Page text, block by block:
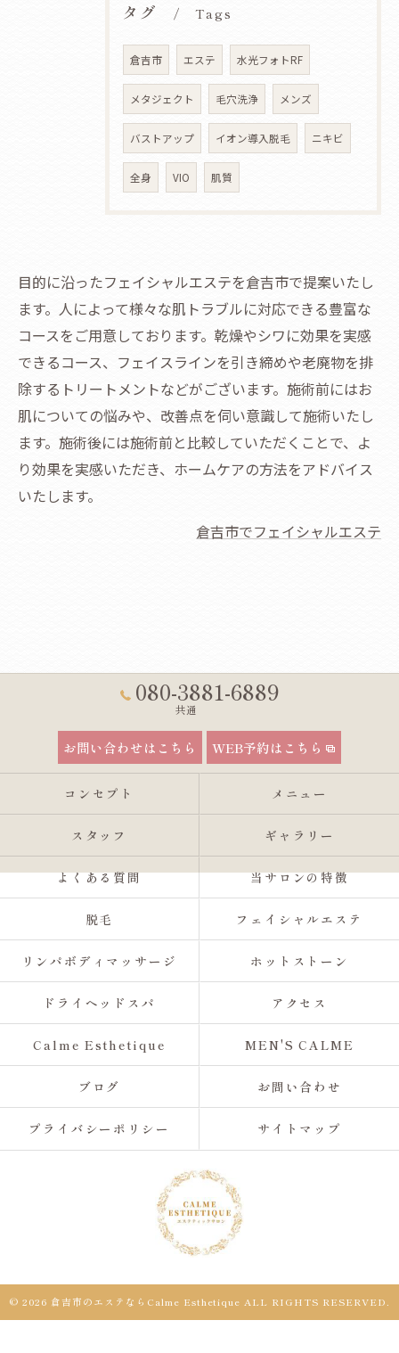
タグ Tags
倉吉市 エステ 水光フォトRF
メタジェクト 毛穴洗浄 メンズ
バストアップ イオン導入脱毛 ニキビ
全身 VIO 肌質
目的に沿ったフェイシャルエステを倉吉市で提案いたし
ます。人によって様々な肌トラブルに対応できる豊富な
コースをご用意しております。乾燥やシワに効果を実感
できるコース、フェイスラインを引き締めや老廃物を排
除するトリートメントなどがございます。施術前にはお
肌についての悩みや、改善点を伺い意識して施術いたし
ます。施術後には施術前と比較していただくことで、よ
り効果を実感いただき、ホームケアの方法をアドバイス
いたします。
倉吉市でフェイシャルエステ
080-3881-6889
共通
お問い合わせはこちら WEB予約はこちら
コンセプト メニュー
スタッフ ギャラリー
よくある質問 当サロンの特徴
脱毛 フェイシャルエステ
リンパボディマッサージ ホットストーン
ドライヘッドスパ アクセス
Calme Esthetique MEN'S CALME
ブログ お問い合わせ
プライバシーポリシー サイトマップ
© 2026 倉吉市のエステならCalme Esthetique ALL RIGHTS RESERVED.